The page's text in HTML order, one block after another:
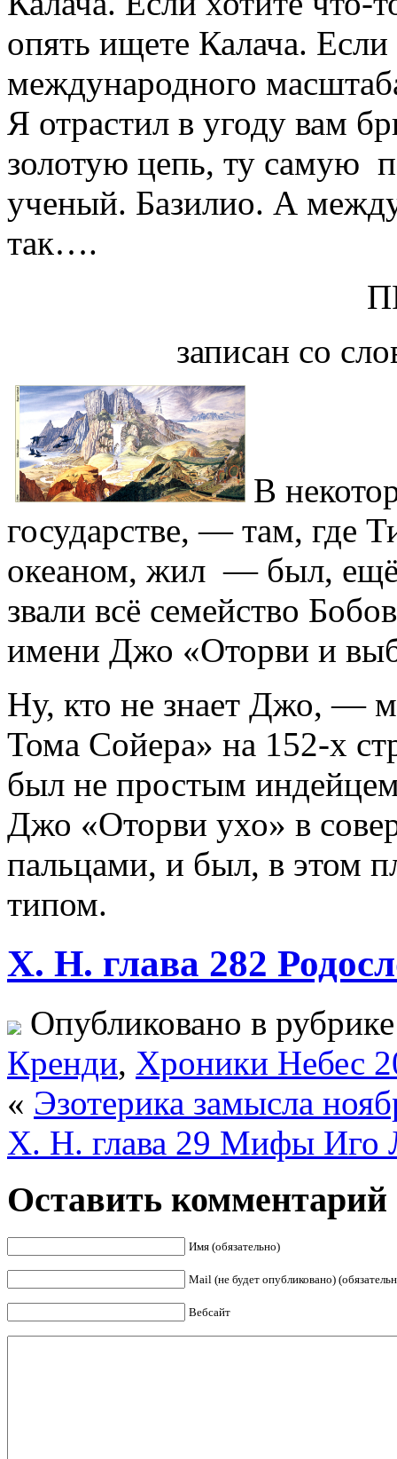
опять ищете Калача.
международного
Я отрастил в угоду вам
золотую цепь, ту самую
ученый. Базилио. А
так….
записан со
В
государстве, — там, где
океаном, жил — был, ещё
звали всё семейство
имени Джо «Оторви и
Ну, кто не знает Джо, —
Тома Сойера» на 152-х
был не простым
Джо «Оторви ухо» в
пальцами, и был, в этом
типом.
Х. Н. глава 282
Опубликовано в
Кренди, Хроники Небес
« Эзотерика замысла
Х. Н. глава 29 Мифы Иго
Оставить комментарий
Имя (обязательно)
Mail (не будет опубликовано)
Вебсайт